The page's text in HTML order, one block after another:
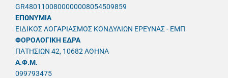
GR4801100800000008054509859
ΕΠΩΝΥΜΙΑ
ΕΙΔΙΚΟΣ ΛΟΓΑΡΙΑΣΜΟΣ ΚΟΝΔΥΛΙΩΝ ΕΡΕΥΝΑΣ - ΕΜΠ
ΦΟΡΟΛΟΓΙΚΗ ΕΔΡΑ
ΠΑΤΗΣΙΩΝ 42, 10682 ΑΘΗΝΑ
A.Φ.Μ.
099793475